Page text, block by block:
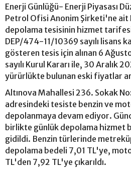
Enerji Günlüğü- Enerji Piyasası
Petrol Ofisi Anonim Şirketi'ne ait
depolama tesisinin hizmet
DEP/474-11/10369 sayılı lisans
gösteren tesis için alınan 6
sayılı Kurul Kararı ile, 30 Aralık
yürürlükte bulunan eski fiyatlar
Altınova Mahallesi 236. Sokak
adresindeki tesiste benzin ve
depolanmaya devam ediyor.
birlikte günlük depolama hizmet
gidildi. Benzin türlerinde
depolama bedeli 7,01 TL'ye,
TL'den 7,92 TL'ye çıkarıldı.